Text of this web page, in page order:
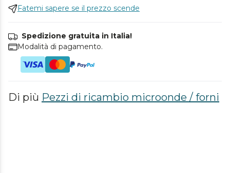
Fatemi sapere se il prezzo scende
Spedizione gratuita in Italia!
Modalità di pagamento.
Di più Pezzi di ricambio microonde / forni